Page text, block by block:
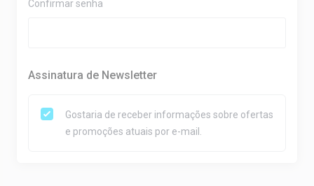
Confirmar senha
Assinatura de Newsletter
Gostaria de receber informações sobre ofertas
e promoções atuais por e-mail.